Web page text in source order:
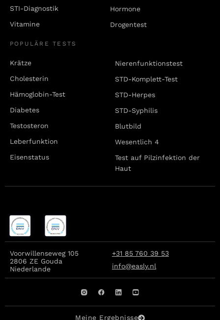
STI-Diagnostik
Vitamine
Hormone
Drogentest
POPULÄRE TESTS
Krätze
Cholesterin
Hämoglobin-Test
Diabetes
Testosteron
Leberfunktion
Eisenstatus
Nierenfunktionstest
STD-Komplett-Test
STD-Herpes
STD-Syphilis
Blutbild
Wesentlich 4
Test auf Pilzinfektion der
Haut
Voorwillenseweg 105
2806 ZE Gouda
Niederlande
+31 85 760 39 53
info@easly.nl
Meine Ergebnisse